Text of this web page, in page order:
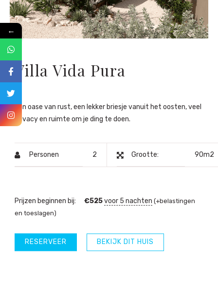
Villa Vida Pura
Een oase van rust, een lekker briesje vanuit het oosten, veel
privacy en ruimte om je ding te doen.
Personen 2 Grootte: 90m2
Prijzen beginnen bij: €525voor 5 nachten (+belastingen
en toeslagen)
BEKIJK DIT HUIS
RESERVEER
←